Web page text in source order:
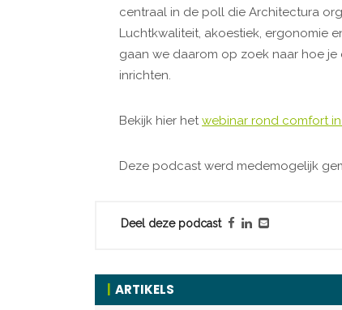
centraal in de poll die Architectura
Luchtkwaliteit, akoestiek, ergonomie
gaan we daarom op zoek naar hoe
inrichten.
Bekijk hier hetwebinar rond comfort
Deze podcast werd medemogelijk
Deel deze podcast
ARTIKELS